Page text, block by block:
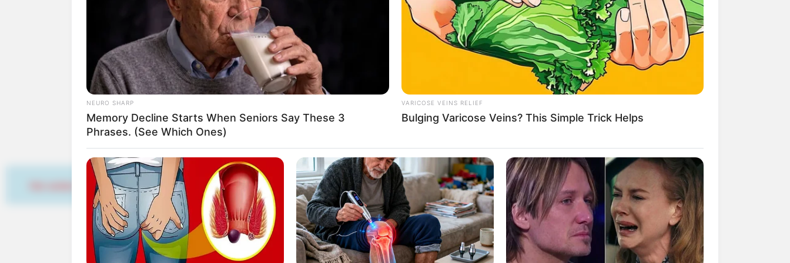
Die schönsten Urlaubsziele in Deutschland
Die beliebtesten Städtereiseziele in Deutschland
Die schönsten Wochenendreiseziele
Die attraktivsten Wellnesshotels in Deutschland
Vorschläge für Urlaubsziele auf der ganzen Welt
NEURO SHARP
Memory Decline Starts When Seniors Say These 3
Phrases. (See Which Ones)
VARICOSE VEINS RELIEF
Bulging Varicose Veins? This Simple Trick Helps
The Joint Pain Breakthrough
Everyone's Waiting For
Embarrassing Prince William Moment
Caught On Camera (Watch)
BUZZ DAY
Remember Tiger's Ex-Wife? Try Not To Smile When You
See Her Now
BUZZ DAY
The Equine Woman You've Never Seen Before